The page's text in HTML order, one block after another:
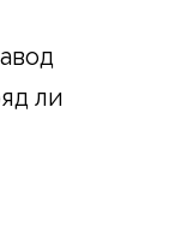
ли